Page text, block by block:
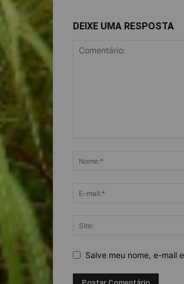
DEIXE UMA RESPOSTA
Salve meu nome, e-mail